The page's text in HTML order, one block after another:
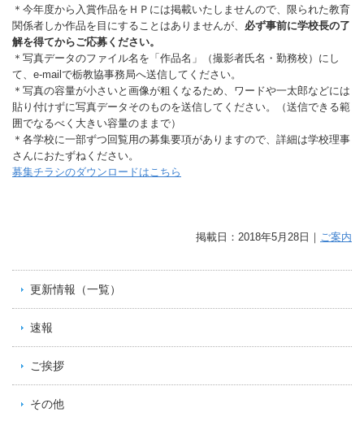
＊今年度から入賞作品をＨＰには掲載いたしませんので、限られた教育
関係者しか作品を目にすることはありませんが、 必ず事前に学校長の了
解を得てからご応募ください。
＊写真データのファイル名を「作品名」（撮影者氏名・勤務校）にし
て、e-mailで栃教協事務局へ送信してください。
＊写真の容量が小さいと画像が粗くなるため、ワードや一太郎などには
貼り付けずに写真データそのものを送信してください。（送信できる範
囲でなるべく大きい容量のままで）
＊各学校に一部ずつ回覧用の募集要項がありますので、詳細は学校理事
さんにおたずねください。
募集チラシのダウンロードはこちら
掲載日：2018年5月28日｜ ご案内
更新情報（一覧）
速報
ご挨拶
その他